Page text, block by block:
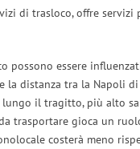
di trasloco, offre servizi
possono essere
la distanza tra la Napoli
lungo il tragitto, più alto
trasportare gioca un
costerà meno